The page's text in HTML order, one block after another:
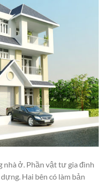
nhà ở. Phần vật tư gia đình
Hai bên có làm bản